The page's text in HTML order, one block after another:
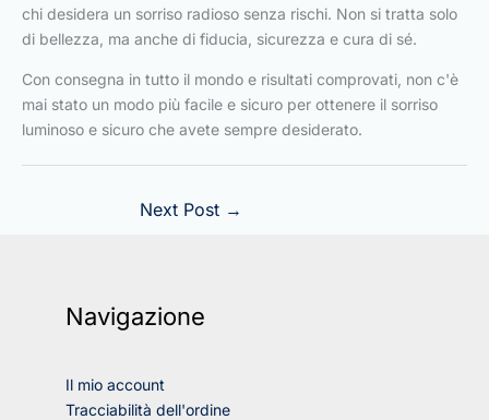
chi desidera un sorriso radioso senza rischi. Non si tratta solo
di bellezza, ma anche di fiducia, sicurezza e cura di sé.
Con consegna in tutto il mondo e risultati comprovati, non c'è
mai stato un modo più facile e sicuro per ottenere il sorriso
luminoso e sicuro che avete sempre desiderato.
Next Post →
Navigazione
Il mio account
Tracciabilità dell'ordine